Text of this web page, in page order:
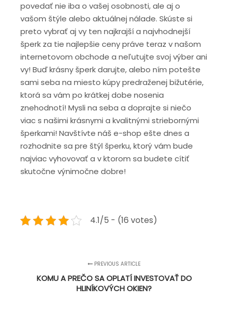
povedať nie iba o vašej osobnosti, ale aj o
vašom štýle alebo aktuálnej nálade. Skúste si
preto vybrať aj vy ten najkrajší a najvhodnejší
šperk za tie najlepšie ceny práve teraz v našom
internetovom obchode a neľutujte svoj výber ani
vy! Buď krásny šperk darujte, alebo ním potešte
sami seba na miesto kúpy predraženej bižutérie,
ktorá sa vám po krátkej dobe nosenia
znehodnotí! Mysli na seba a doprajte si niečo
viac s našimi krásnymi a kvalitnými striebornými
šperkami! Navštívte náš e-shop ešte dnes a
rozhodnite sa pre štýl šperku, ktorý vám bude
najviac vyhovovať a v ktorom sa budete cítiť
skutočne výnimočne dobre!
4.1/5 - (16 votes)
PREVIOUS ARTICLE
KOMU A PREČO SA OPLATÍ INVESTOVAŤ DO
HLINÍKOVÝCH OKIEN?